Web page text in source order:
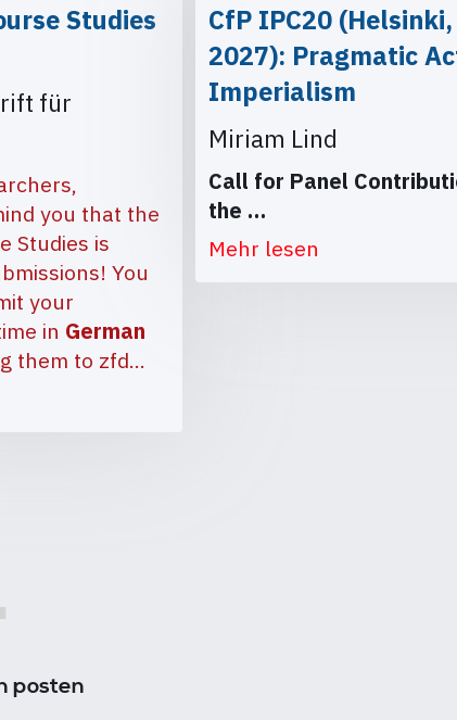
Studies
für
you that the
Studies is
You
your
in German
them to zfd…
CfP IPC20
2027): Pragmatic
Imperialism
Miriam Lind
Call for Panel
the …
Mehr lesen
posten